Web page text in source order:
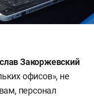
Закоржевский
офисов», не
персонал